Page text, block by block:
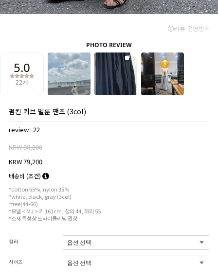
펌킨 커브 벌룬 팬츠 (3col)
review : 22
KRW 88,000
KRW 79,200
배송비 (조건)
*cotton 65%, nylon 35%
*white, black, gray (3col)
*free(44-66)
*모델 < MJ > 키 161cm, 상의 44, 하의 55
*소재 특성상 드라이클리닝 권장
컬러
사이즈